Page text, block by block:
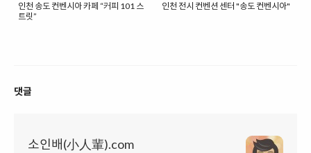
인천 송도 컨벤시아 카페 “커피 101 스
트릿”
인천 전시 컨벤션 센터 "송도 컨벤시아"
댓글
소인배(小人輩).com